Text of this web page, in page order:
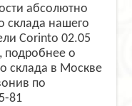
абсолютно
склада нашего
Corinto 02.05
подробнее о
склада в Москве
по
81